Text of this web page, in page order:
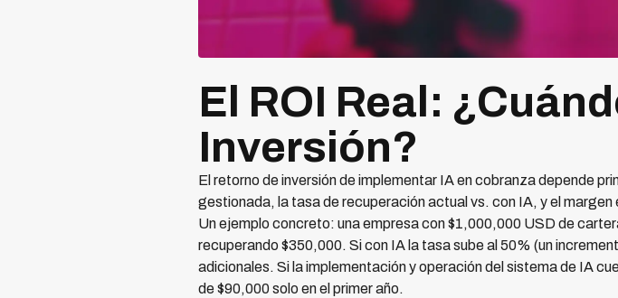
El ROI Real:
Inversión?
El retorno de inversión de implementar IA en cobranza depende
gestionada, la tasa de recuperación actual vs. con IA, y el
Un ejemplo concreto: una empresa con $1,000,000 USD de
recuperando $350,000. Si con IA la tasa sube al 50% (un
adicionales. Si la implementación y operación del sistema de IA
de $90,000 solo en el primer año.